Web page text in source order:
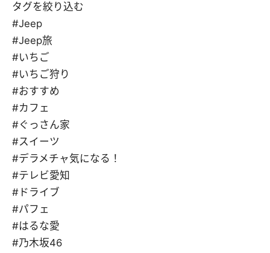
タグを絞り込む
#Jeep
#Jeep旅
#いちご
#いちご狩り
#おすすめ
#カフェ
#ぐっさん家
#スイーツ
#デラメチャ気になる！
#テレビ愛知
#ドライブ
#パフェ
#はるな愛
#乃木坂46